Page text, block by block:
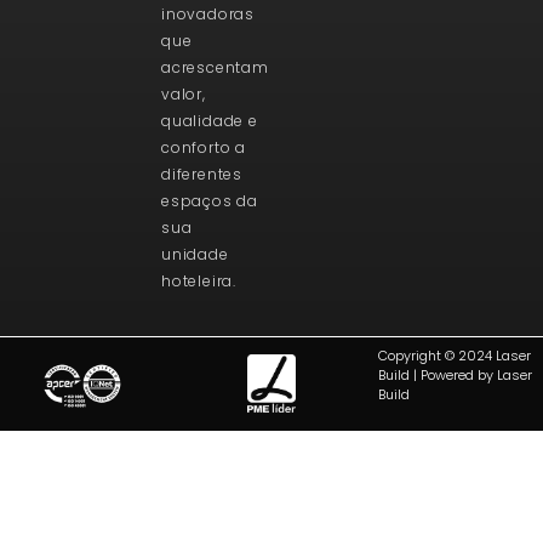
inovadoras
que
acrescentam
valor,
qualidade e
conforto a
diferentes
espaços da
sua
unidade
hoteleira.
Copyright © 2024 Laser
Build | Powered by Laser
Build